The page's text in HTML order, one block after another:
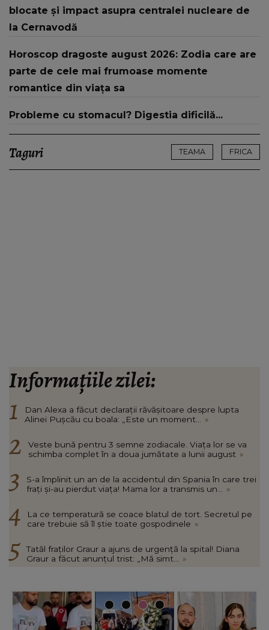
mă..."
blocate și impact asupra centralei nucleare de
la Cernavodă
Horoscop dragoste august 2026: Zodia care are
parte de cele mai frumoase momente
romantice din viața sa
Probleme cu stomacul? Digestia dificilă...
Taguri TEAMA FRICA
Informațiile zilei:
Dan Alexa a făcut declarații răvășitoare despre lupta
Alinei Pușcău cu boala: „Este un moment...
»
Veste bună pentru 3 semne zodiacale. Viața lor se va
schimba complet în a doua jumătate a lunii august »
S-a împlinit un an de la accidentul din Spania în care trei
frați și-au pierdut viața! Mama lor a transmis un...
»
La ce temperatură se coace blatul de tort. Secretul pe
care trebuie să îl știe toate gospodinele »
Tatăl fraților Graur a ajuns de urgență la spital! Diana
Graur a făcut anunțul trist: „Mă simt...
»